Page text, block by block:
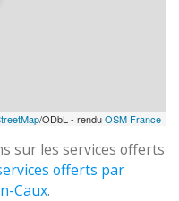
/ODbL - renduOSM France
sur les services offerts
offerts par
Caux.